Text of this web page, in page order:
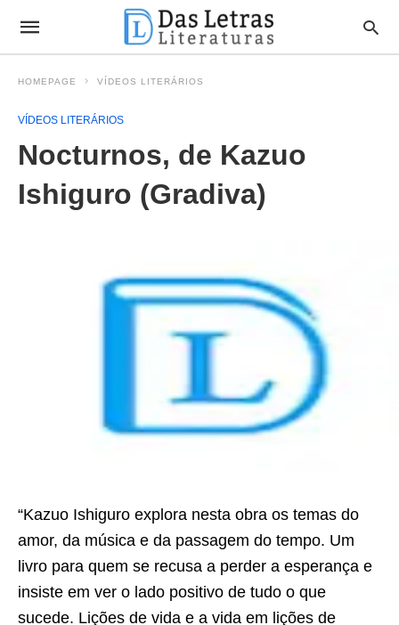
HOMEPAGE VÍDEOS LITERÁRIOS
VÍDEOS LITERÁRIOS
Nocturnos, de Kazuo
Ishiguro (Gradiva)
“Kazuo Ishiguro explora nesta obra os temas do
amor, da música e da passagem do tempo. Um
livro para quem se recusa a perder a esperança e
insiste em ver o lado positivo de tudo o que
sucede. Lições de vida e a vida em lições de